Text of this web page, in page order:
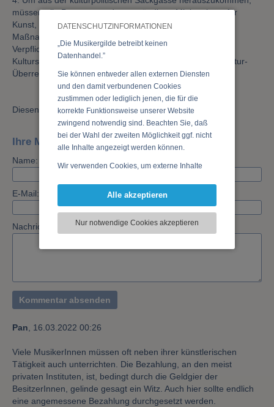
DATENSCHUTZINFORMATIONEN
„Die Musikergilde betreibt keinen
Datenhandel.”
Sie können entweder allen externen Diensten
und den damit verbundenen Cookies
zustimmen oder lediglich jenen, die für die
korrekte Funktionsweise unserer Website
zwingend notwendig sind. Beachten Sie, daß
bei der Wahl der zweiten Möglichkeit ggf. nicht
alle Inhalte angezeigt werden können.
Wir verwenden Cookies, um externe Inhalte
Funktionen für soziale Medien anbieten zu
zu analysieren. Dabei werden ggf.
Informationen zu Ihrer Verwendung unserer
soziale Medien, Werbung und Analysen
oder die sie im Rahmen Ihrer Nutzung der
Alle akzeptieren
Nur notwendige Cookies akzeptieren
müssen alle Programme des zuständigen Ministeriums für
Kunst, Kultur, Sport und öffentlicher Dienst konkrete
Maßnahmen vorsehen. Der Fairness-Codex muß die
Verpflichtung zuFair Payenthalten, die Kunst- und
Kulturstrategie des Bundes muß zu einem Kunst- und Kultur-
Überregierungsprogramm werden.gr & pps
Diesen Beitrag teilen
Ihre Meinung zu diesem Thema
Name: *
E-Mail:
Nachricht: *
Pan 16.03.2022 00:26
Viele MusikerInnen müssen oft neben ihrer künstlerischen
Tätigkeit auch unterrichten. Die Bezahlung, an den meist
privaten Instituten, ist, bedingt durch die Geldgier der
BesitzerInnen, gelinde gesagt ein Witz. Auch hier sollte endlich
eine angemessene Bezahlung durchgesetzt werden.